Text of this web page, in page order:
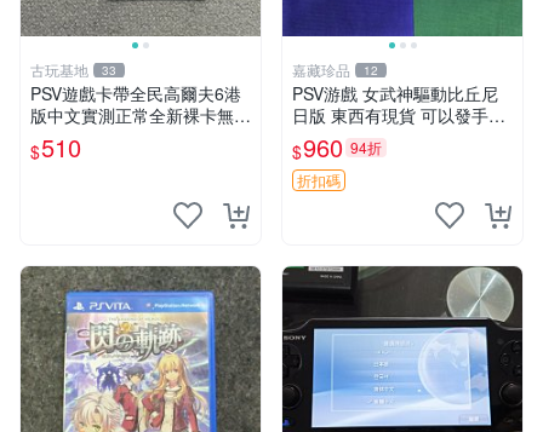
古玩基地 33
PSV遊戲卡帶全民高爾夫6港
版中文實測正常全新裸卡無保
售不退換單次購兩張以上再享
優惠 全民高爾夫6 PSV 港版
$510
嘉藏珍品 12
PSV游戲 女武神驅動比丘尼
日版 東西有現貨 可以發手物
品 無質量問題售不退不換
$960 94折
折扣碼